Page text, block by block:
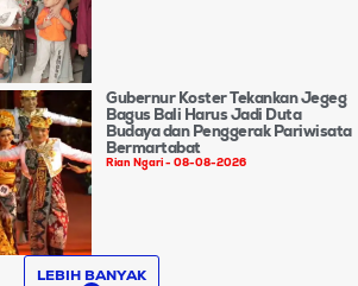
Gubernur Koster Tekankan Jegeg
Bagus Bali Harus Jadi Duta
Budaya dan Penggerak Pariwisata
Bermartabat
Rian Ngari 08-08-2026
LEBIH BANYAK